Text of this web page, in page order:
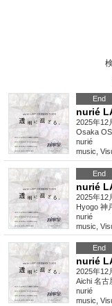
End
2025年12
Osaka
nurié
music
End
nurié
2025年12
Hyogo 神
nurié
music
End
nurié
2025年12
Aichi 名古
nurié
music